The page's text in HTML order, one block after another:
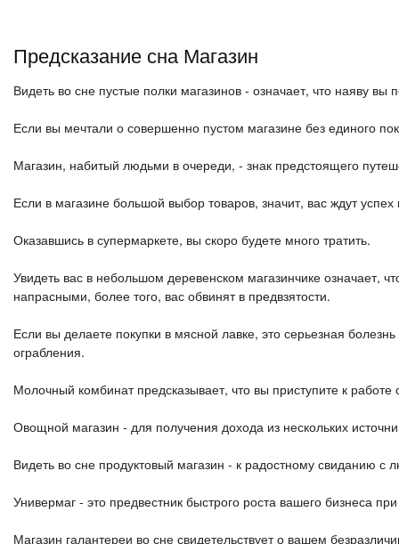
Предсказание сна Магазин
Видеть во сне пустые полки магазинов - означает, что наяву
Если вы мечтали о совершенно пустом магазине без единого
Магазин, набитый людьми в очереди, - знак предстоящего
Если в магазине большой выбор товаров, значит, вас ждут
Оказавшись в супермаркете, вы скоро будете много тратить.
Увидеть вас в небольшом деревенском магазинчике
напрасными, более того, вас обвинят в предвзятости.
Если вы делаете покупки в мясной лавке, это серьезная
ограбления.
Молочный комбинат предсказывает, что вы приступите к
Овощной магазин - для получения дохода из нескольких
Видеть во сне продуктовый магазин - к радостному свиданию
Универмаг - это предвестник быстрого роста вашего бизнеса
Магазин галантереи во сне свидетельствует о вашем